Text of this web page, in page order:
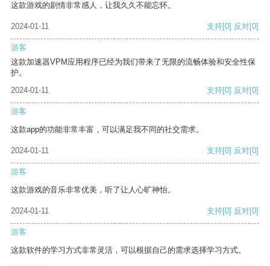
这款游戏的剧情非常感人，让我久久不能忘怀。
2024-01-11 支持[0] 反对[0]
游客
这款加速器VPM应用程序已经为我们带来了无限的流畅体验和安全性保
护。
2024-01-11
支持[0] 反对[0]
游客
这款app的功能非常丰富，可以满足我不同的社交需求。
2024-01-11 支持[0] 反对[0]
游客
这款游戏的音乐非常优美，听了让人心旷神怡。
2024-01-11 支持[0] 反对[0]
游客
这款软件的学习方式非常灵活，可以根据自己的需求选择学习方式。